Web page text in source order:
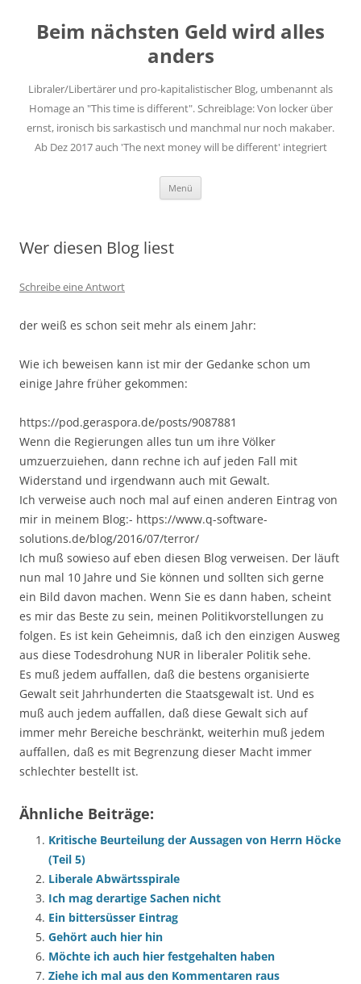
springen
Beim nächsten Geld wird alles
anders
Libraler/Libertärer und pro-kapitalistischer Blog, umbenannt als
Homage an "This time is different". Schreiblage: Von locker über
ernst, ironisch bis sarkastisch und manchmal nur noch makaber.
Ab Dez 2017 auch 'The next money will be different' integriert
Menü
Wer diesen Blog liest
Schreibe eine Antwort
der weiß es schon seit mehr als einem Jahr:
Wie ich beweisen kann ist mir der Gedanke schon um
einige Jahre früher gekommen:
https://pod.geraspora.de/posts/9087881
Wenn die Regierungen alles tun um ihre Völker
umzuerzuiehen, dann rechne ich auf jeden Fall mit
Widerstand und irgendwann auch mit Gewalt.
Ich verweise auch noch mal auf einen anderen Eintrag von
mir in meinem Blog:- https://www.q-software-
solutions.de/blog/2016/07/terror/
Ich muß sowieso auf eben diesen Blog verweisen. Der läuft
nun mal 10 Jahre und Sie können und sollten sich gerne
ein Bild davon machen. Wenn Sie es dann haben, scheint
es mir das Beste zu sein, meinen Politikvorstellungen zu
folgen. Es ist kein Geheimnis, daß ich den einzigen Ausweg
aus diese Todesdrohung NUR in liberaler Politik sehe.
Es muß jedem auffallen, daß die bestens organisierte
Gewalt seit Jahrhunderten die Staatsgewalt ist. Und es
muß auch jedem auffallen, daß diese Gewalt sich auf
immer mehr Bereiche beschränkt, weiterhin muß jedem
auffallen, daß es mit Begrenzung dieser Macht immer
schlechter bestellt ist.
Ähnliche Beiträge:
Kritische Beurteilung der Aussagen von Herrn Höcke
(Teil 5)
Liberale Abwärtsspirale
Ich mag derartige Sachen nicht
Ein bittersüsser Eintrag
Gehört auch hier hin
Möchte ich auch hier festgehalten haben
Ziehe ich mal aus den Kommentaren raus